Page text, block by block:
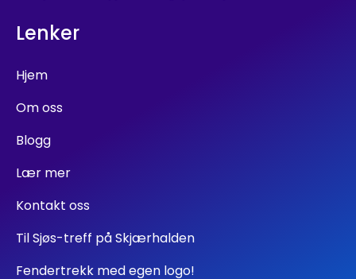
Lenker
Hjem
Om oss
Blogg
Lær mer
Kontakt oss
Til Sjøs-treff på Skjærhalden
Fendertrekk med egen logo!